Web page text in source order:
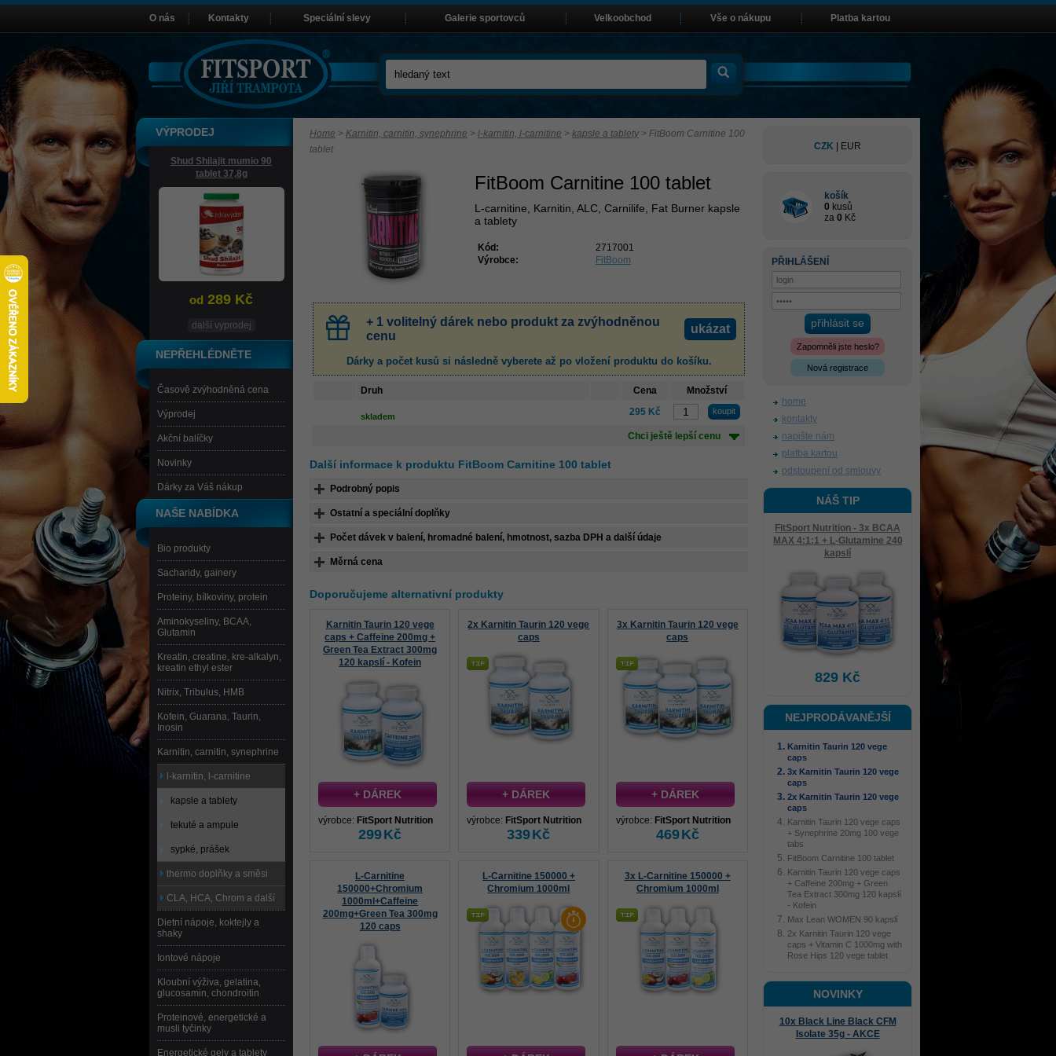
Home > Karnitin, carnitin, synephrine > l-karnitin, l-carnitine > kapsle a tablety > FitBoom Carnitine 100
tablet
FitBoom Carnitine 100 tablet
L-carnitine, Karnitin, ALC, Carnilife, Fat Burner kapsle
a tablety
Kód:
2717001
Výrobce:
FitBoom
+ 1 volitelný dárek nebo produkt za zvýhodněnou
cenu
ukázat
Dárky a počet kusů si následně vyberete až po vložení produktu do košíku.
Druh Cena Množství
skladem 295 Kč
Chci ještě lepší cenu
Další informace k produktu FitBoom Carnitine 100 tablet
Podrobný popis
Ostatní a speciální doplňky
Počet dávek v balení, hromadné balení, hmotnost, sazba DPH a další údaje
Měrná cena
Doporučujeme alternativní produkty
Karnitin Taurin 120 vege
caps + Caffeine 200mg +
Green Tea Extract 300mg
120 kapslí - Kofein
+ DÁREK
výrobce: FitSport Nutrition
299Kč
2x Karnitin Taurin 120 vege
caps
+ DÁREK
výrobce: FitSport Nutrition
339Kč
3x Karnitin Taurin 120 vege
caps
+ DÁREK
výrobce: FitSport Nutrition
469Kč
L-Carnitine
150000+Chromium
1000ml+Caffeine
200mg+Green Tea 300mg
120 caps
L-Carnitine 150000 +
Chromium 1000ml
3x L-Carnitine 150000 +
Chromium 1000ml
CZK EUR
košík
0 kusů
za 0 Kč
PŘIHLÁŠENÍ
přihlásit se
Zapomněli jste heslo?
Nová registrace
home
kontakty
napište nám
platba kartou
odstoupení od smlouvy
NÁŠ TIP
FitSport Nutrition - 3x BCAA
MAX 4:1:1 + L-Glutamine 240
kapslí
829 Kč
NEJPRODÁVANĚJŠÍ
Karnitin Taurin 120 vege
caps
3x Karnitin Taurin 120 vege
caps
2x Karnitin Taurin 120 vege
caps
Karnitin Taurin 120 vege caps
+ Synephrine 20mg 100 vege
tabs
FitBoom Carnitine 100 tablet
Karnitin Taurin 120 vege caps
+ Caffeine 200mg + Green
Tea Extract 300mg 120 kapslí
- Kofein
Max Lean WOMEN 90 kapslí
2x Karnitin Taurin 120 vege
caps + Vitamin C 1000mg with
Rose Hips 120 vege tablet
NOVINKY
10x Black Line Black CFM
Isolate 35g - AKCE
VÝPRODEJ
Shud Shilajit mumio 90
tablet 37,8g
od 289 Kč
další vyprodej
NEPŘEHLÉDNĚTE
Časově zvýhodněná cena
Výprodej
Akční balíčky
Novinky
Dárky za Váš nákup
NAŠE NABÍDKA
Bio produkty
Sacharidy, gainery
Proteiny, bílkoviny, protein
Aminokyseliny, BCAA,
Glutamin
Kreatin, creatine, kre-alkalyn,
kreatin ethyl ester
Nitrix, Tribulus, HMB
Kofein, Guarana, Taurin,
Inosin
Karnitin, carnitin, synephrine
l-karnitin, l-carnitine
kapsle a tablety
tekuté a ampule
sypké, prášek
thermo doplňky a směsi
CLA, HCA, Chrom a další
Dietní nápoje, koktejly a
shaky
Iontové nápoje
Kloubní výživa, gelatina,
glucosamin, chondroitin
Proteinové, energetické a
musli tyčinky
Energetické gely a tablety
O nás Kontakty Speciální slevy Galerie sportovců Velkoobchod Vše o nákupu Platba kartou